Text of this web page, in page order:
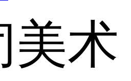
美术